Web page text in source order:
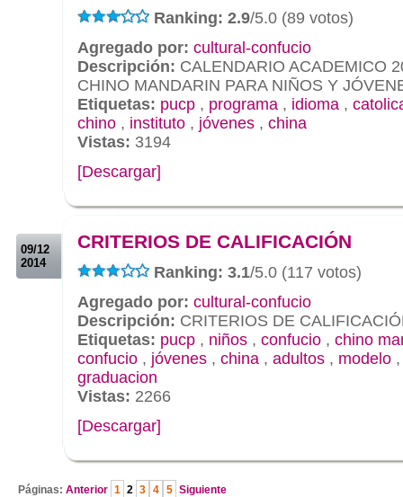
Ranking: 2.9/5.0 (89 votos)
Agregado por: cultural-confucio
Descripción: CALENDARIO ACADEMICO
CHINO MANDARIN PARA NIÑOS Y
Etiquetas: pucp , programa , idioma ,
chino , instituto , jóvenes , china
Vistas: 3194
[Descargar]
09/12
2014
CRITERIOS DE CALIFICACIÓN
Ranking: 3.1/5.0 (117 votos)
Agregado por: cultural-confucio
Descripción: CRITERIOS DE
Etiquetas: pucp , niños , confucio , chino
confucio , jóvenes , china , adultos , modelo
graduacion
Vistas: 2266
[Descargar]
Páginas: Anterior 1 2 3 4 5 Siguiente